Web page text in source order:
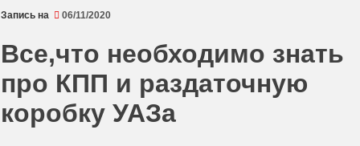
Запись на 06/11/2020
Все,что необходимо знать
про КПП и раздаточную
коробку УАЗа